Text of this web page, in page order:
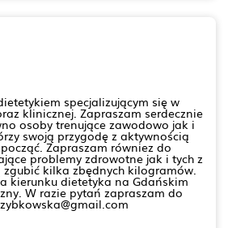
specjalizującym się w
klinicznej. Zapraszam serdecznie
osoby trenujące zawodowo jak i
swoją przygodę z aktywnością
Zapraszam równiez do
problemy zdrowotne jak i tych z
zgubić kilka zbędnych kilogramów.
kierunku dietetyka na Gdańskim
W razie pytań zapraszam do